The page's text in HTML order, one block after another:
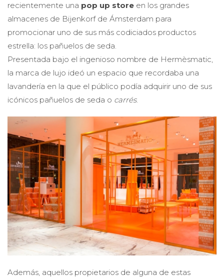
recientemente una pop up store en los grandes
almacenes de Bijenkorf de Ámsterdam para
promocionar uno de sus más codiciados productos
estrella: los pañuelos de seda.
Presentada bajo el ingenioso nombre de Hermèsmatic,
la marca de lujo ideó un espacio que recordaba una
lavandería en la que el público podía adquirir uno de sus
icónicos pañuelos de seda o carrés.
Además, aquellos propietarios de alguna de estas